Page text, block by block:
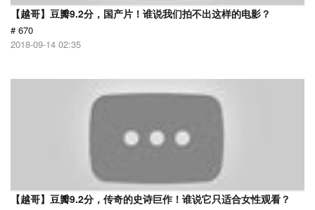
【越哥】豆瓣9.2分，国产片！谁说我们拍不出这样的电影？
# 670
2018-09-14 02:35
【越哥】豆瓣9.2分，传奇的史诗巨作！谁说它只适合女性观看？